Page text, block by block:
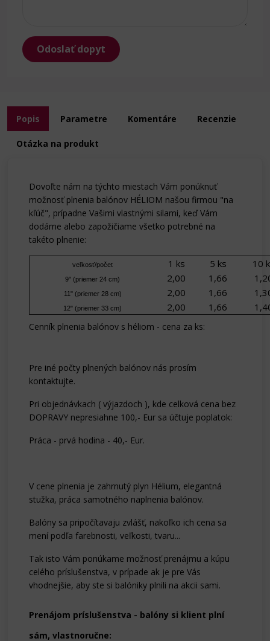
Popis Parametre Komentáre Recenzie
Otázka na produkt
Dovoľte nám na týchto miestach Vám ponúknuť
možnosť plnenia balónov HÉLIOM našou firmou "na
kľúč", prípadne Vašimi vlastnými silami, keď Vám
dodáme alebo zapožičiame všetko potrebné na
takéto plnenie:
Cenník plnenia balónov s héliom - cena za ks:
veľkosť/počet 1 ks 5 ks 10
9" (priemer 24 cm) 2,00 1,66
11" (priemer 28 cm) 2,00 1,66
12" (priemer 33 cm) 2,00 1,66
Pre iné počty plnených balónov nás prosím
kontaktujte.
Pri objednávkach ( výjazdoch ), kde celková cena bez
DOPRAVY nepresiahne 100,- Eur sa účtuje poplatok:
Práca - prvá hodina - 40,- Eur.
V cene plnenia je zahrnutý plyn Hélium, elegantná
stužka, práca samotného naplnenia balónov.
Balóny sa pripočítavaju zvlášť, nakoľko ich cena sa
mení podľa farebnosti, veľkosti, tvaru...
Tak isto Vám ponúkame možnosť prenájmu a kúpu
celého príslušenstva, v prípade ak je pre Vás
vhodnejšie, aby ste si balóniky plnili na akcii sami.
Prenájom príslušenstva - balóny si klient plní
sám, vlastnoručne: